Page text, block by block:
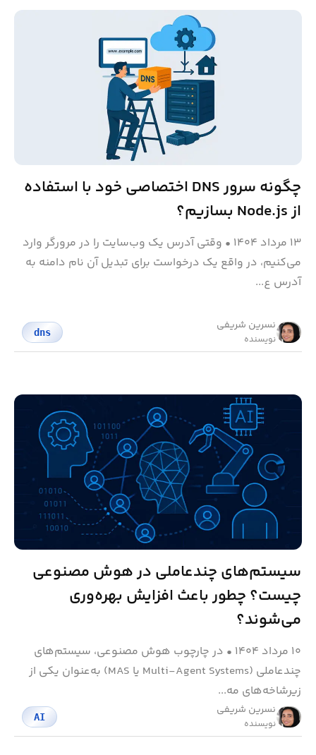
چگونه سرور DNS اختصاصی خود با استفاده
از Node.js بسازیم؟
۱۳ مرداد ۱۴۰۴ • وقتی آدرس یک وب‌سایت را در مرورگر وارد
می‌کنیم، در واقع یک درخواست برای تبدیل آن نام دامنه به
آدرس ع...
نسرین شریفی
نویسنده
dns
سیستم‌های چندعاملی در هوش مصنوعی
چیست؟ چطور باعث افزایش بهره‌وری
می‌شوند؟
۱۰ مرداد ۱۴۰۴ • در چارچوب هوش مصنوعی، سیستم‌های
چندعاملی (Multi-Agent Systems یا MAS) به‌عنوان یکی از
زیرشاخه‌های مه...
نسرین شریفی
نویسنده
AI